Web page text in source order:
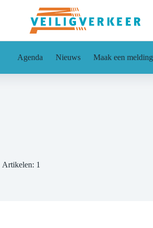
Agenda Nieuws Maak een melding
Artikelen: 1